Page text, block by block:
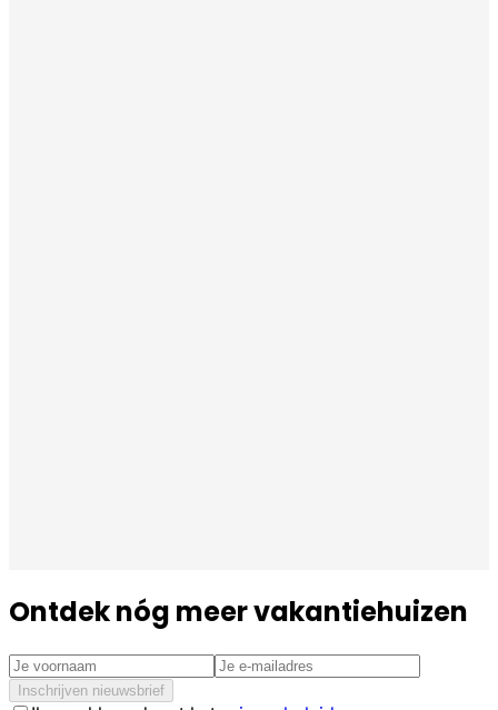
Ontdek nóg meer vakantiehuizen
Inschrijven nieuwsbrief